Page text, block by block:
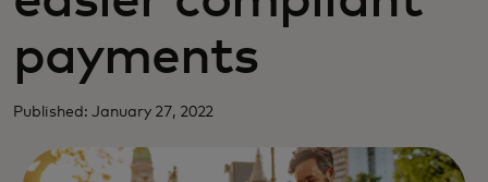
payments
Published: January 27, 2022